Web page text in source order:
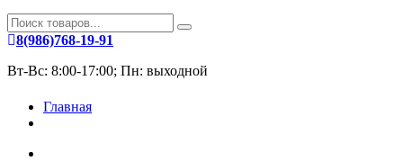
8(986)768-19-91
Вт-Вс: 8:00-17:00; Пн: выходной
Главная